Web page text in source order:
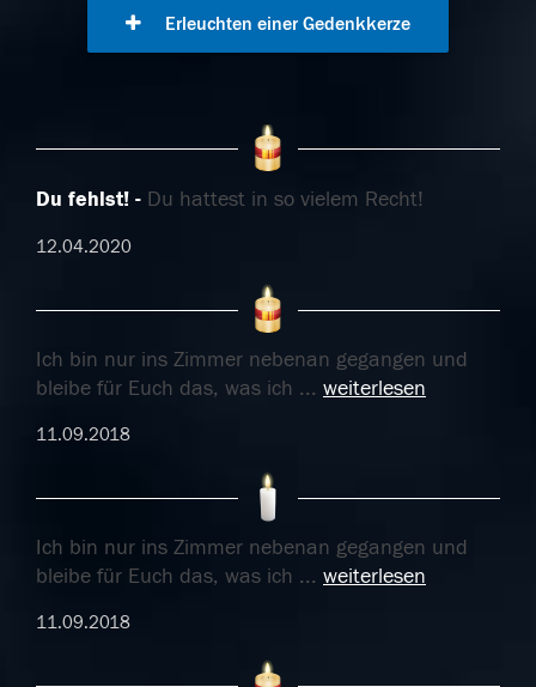
Erleuchten einer Gedenkkerze
Du fehlst! Du hattest in so vielem Recht!
12.04.2020
Ich bin nur ins Zimmer nebenan gegangen und
bleibe für Euch das, was ich ... weiterlesen
11.09.2018
Ich bin nur ins Zimmer nebenan gegangen und
bleibe für Euch das, was ich ... weiterlesen
11.09.2018